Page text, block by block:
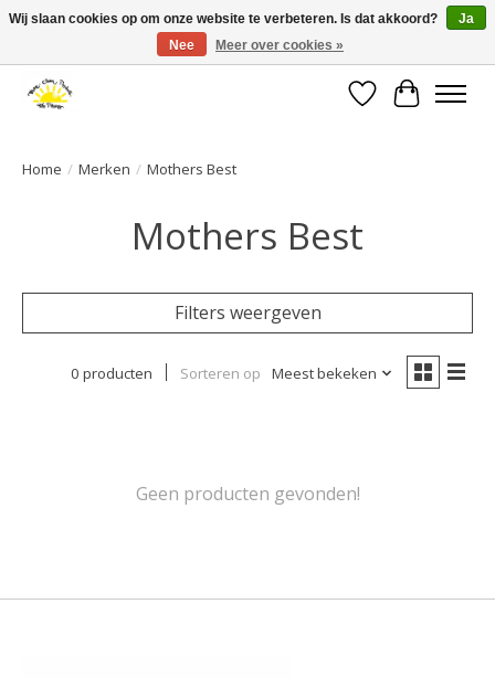
Large selection of products and fast shipping!
Verlanglijst
Home / Merken / Mothers Best
Mothers Best
Filters weergeven
0 producten Sorteren op Meest bekeken
Geen producten gevonden!
Wij slaan cookies op om onze website te verbeteren. Is dat akkoord?
Ja
Nee
Meer over cookies »